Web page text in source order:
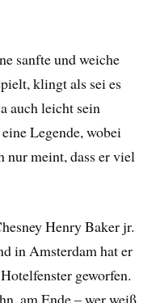
sanfte und weiche
klingt als sei es
auch leicht sein
Legende, wobei
nur meint, dass er viel
Henry Baker jr.
in Amsterdam hat er
geworfen.
am Ende – wer weiß